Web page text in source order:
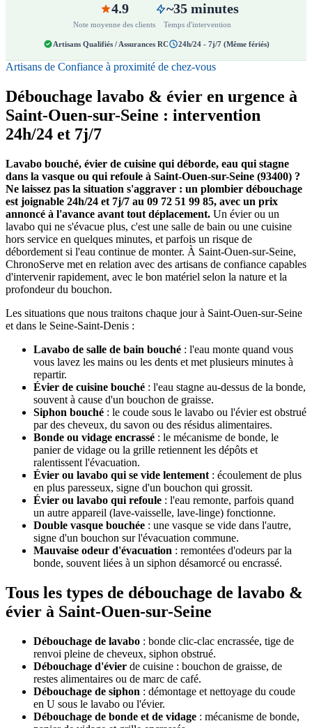
4.9
Note moyenne des clients
~35 minutes
Temps d'intervention
Artisans Qualifiés / Assurances RC 24h/24 - 7j/7 (Même fériés)
Artisans de Confiance à proximité de chez-vous
Débouchage lavabo & évier en urgence à
Saint-Ouen-sur-Seine : intervention
24h/24 et 7j/7
Lavabo bouché, évier de cuisine qui déborde, eau qui stagne
dans la vasque ou qui refoule à Saint-Ouen-sur-Seine (93400) ?
Ne laissez pas la situation s'aggraver : un plombier débouchage
est joignable 24h/24 et 7j/7 au 09 72 51 99 85, avec un prix
annoncé à l'avance avant tout déplacement. Un évier ou un
lavabo qui ne s'évacue plus, c'est une salle de bain ou une cuisine
hors service en quelques minutes, et parfois un risque de
débordement si l'eau continue de monter. À Saint-Ouen-sur-Seine,
ChronoServe met en relation avec des artisans de confiance capables
d'intervenir rapidement, avec le bon matériel selon la nature et la
profondeur du bouchon.
Les situations que nous traitons chaque jour à Saint-Ouen-sur-Seine
et dans le Seine-Saint-Denis :
Lavabo de salle de bain bouché : l'eau monte quand vous
vous lavez les mains ou les dents et met plusieurs minutes à
repartir.
Évier de cuisine bouché : l'eau stagne au-dessus de la bonde,
souvent à cause d'un bouchon de graisse.
Siphon bouché : le coude sous le lavabo ou l'évier est obstrué
par des cheveux, du savon ou des résidus alimentaires.
Bonde ou vidage encrassé : le mécanisme de bonde, le
panier de vidage ou la grille retiennent les dépôts et
ralentissent l'évacuation.
Évier ou lavabo qui se vide lentement : écoulement de plus
en plus paresseux, signe d'un bouchon qui grossit.
Évier ou lavabo qui refoule : l'eau remonte, parfois quand
un autre appareil (lave-vaisselle, lave-linge) fonctionne.
Double vasque bouchée : une vasque se vide dans l'autre,
signe d'un bouchon sur l'évacuation commune.
Mauvaise odeur d'évacuation : remontées d'odeurs par la
bonde, souvent liées à un siphon désamorcé ou encrassé.
Tous les types de débouchage de lavabo &
évier à Saint-Ouen-sur-Seine
Débouchage de lavabo : bonde clic-clac encrassée, tige de
renvoi pleine de cheveux, siphon obstrué.
Débouchage d'évier de cuisine : bouchon de graisse, de
restes alimentaires ou de marc de café.
Débouchage de siphon : démontage et nettoyage du coude
en U sous le lavabo ou l'évier.
Débouchage de bonde et de vidage : mécanisme de bonde,